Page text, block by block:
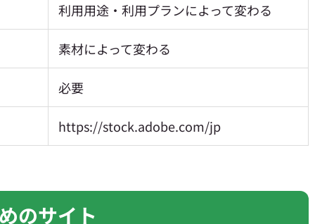
利用用途・利用プランによって変わる
素材によって変わる
必要
https://stock.adobe.com/jp
のサイト